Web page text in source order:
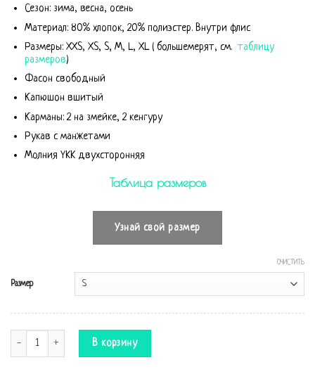
Сезон: зима, весна, осень
Материал: 80% хлопок, 20% полиэстер. Внутри флис
Размеры: XXS, XS, S, M, L, XL ( большемерят, см. таблицу
размеров)
Фасон свободный
Капюшон вшитый
Карманы: 2 на змейке, 2 кенгуру
Рукав с манжетами
Молния YKK двухсторонняя
Таблица размеров
Узнай свой размер
Размер
ОЧИСТИТЬ
Количество Комбинезон Winter Print черный
В корзину